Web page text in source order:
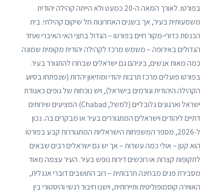
בפורטו. לאורך המאה ה-20 כמעט ולא הייתה קהילה יהודית
משמעותית בעיר, אך בשנים האחרונות חל שיקום קהילתי. בית
הכנסת כדורי-מקור חיים בפורטו – הגדול בחצי האי האיברי ואחד
הגדולים באירופה – משמש מרכז לקהילה יהודית מקומית שמונה
כמה מאות אנשים, ביניהם גם ישראלים שבחרו להתגורר בעיר.
בפורטו פועלים מרכז תרבות יהודי ומוזיאון יהדות (שנפתחו בסיוע
הקהילה היהודית וגורמים בישראל), ויש נוכחות של גופים כאגודת
ישראל וארגונים גלובליים (למשל, Chabad) המציעים שירותים
דתיים ליהודים וישראלים המתגוררים בעיר או מבקרים בה. נכון
ל-2026, מספר המשפחות הישראליות המתגוררות קבע בפורטו
הוא קטן – אולי כמה עשרות – אך יש גם ישראלים רבים שבאים
לתקופות קצרות או רוכשים דירות נופש בעיר. העיר עצמה מאוד
מסבירת פנים מבחינה תרבותית – רוב התושבים דוברי אנגלית,
האווירה קוסמופוליטית ותיירותית, וישנו חיבור רגשי והיסטורי בין